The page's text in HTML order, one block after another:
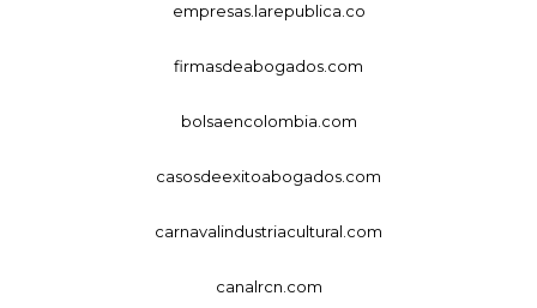
empresas.larepublica.co
firmasdeabogados.com
bolsaencolombia.com
casosdeexitoabogados.com
carnavalindustriacultural.com
canalrcn.com